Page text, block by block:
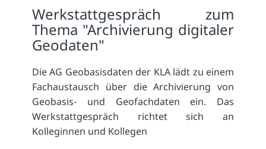
Outcomes
Member Area
Werkstattgespräch zum
Thema "Archivierung digitaler
Geodaten"
Die AG Geobasisdaten der KLA lädt zu einem
Fachaustausch über die Archivierung von
Geobasis- und Geofachdaten ein. Das
Werkstattgespräch richtet sich an
Kolleginnen und Kollegen